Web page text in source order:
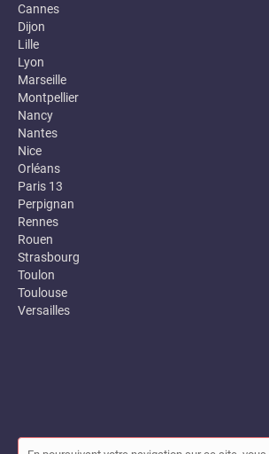
Cannes
Dijon
Lille
Lyon
Marseille
Montpellier
Nancy
Nantes
Nice
Orléans
Paris 13
Perpignan
Rennes
Rouen
Strasbourg
Toulon
Toulouse
Versailles